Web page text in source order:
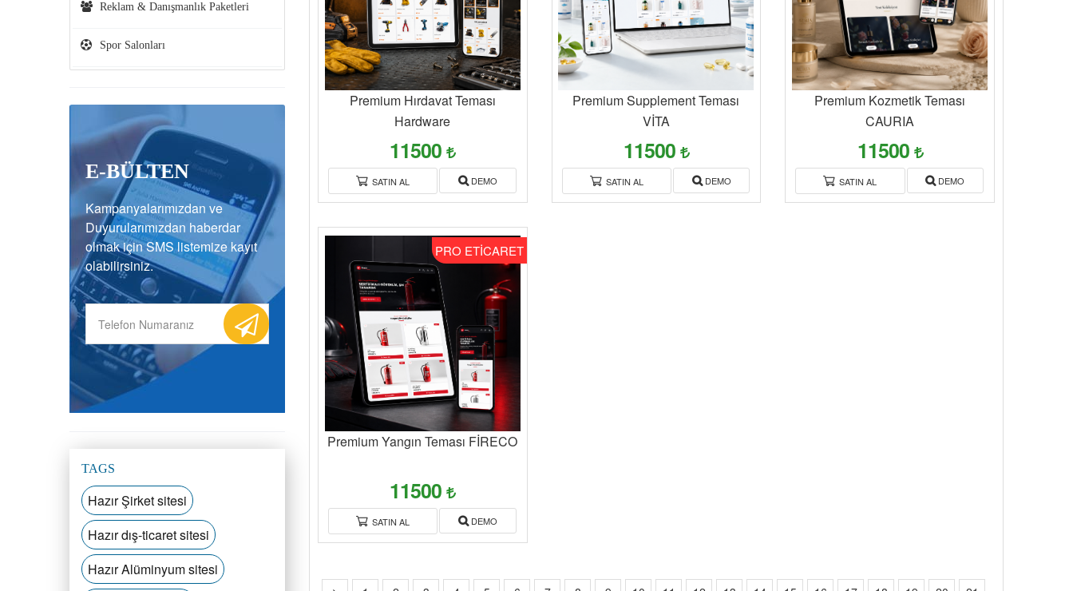
Reklam & Danışmanlık Paketleri
Spor Salonları
E-BÜLTEN
Kampanyalarımızdan ve
Duyurularımızdan haberdar
olmak için SMS listemize kayıt
olabilirsiniz.
TAGS
Hazır Şirket sitesi
Hazır dış-ticaret sitesi
Hazır Alüminyum sitesi
Premium Hırdavat Teması
Hardware
11500
SATIN AL DEMO
Premium Supplement Teması
VİTA
11500
SATIN AL DEMO
Premium Kozmetik Teması
CAURIA
11500
SATIN AL DEMO
PRO ETİCARET
Premium Yangın Teması FİRECO
11500
SATIN AL DEMO